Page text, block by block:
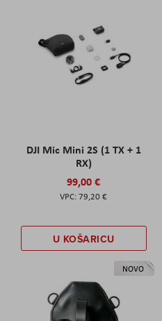
DJI Mic Mini 2S (1 TX + 1
RX)
99,00 €
79,20 €
U KOŠARICU
NOVO